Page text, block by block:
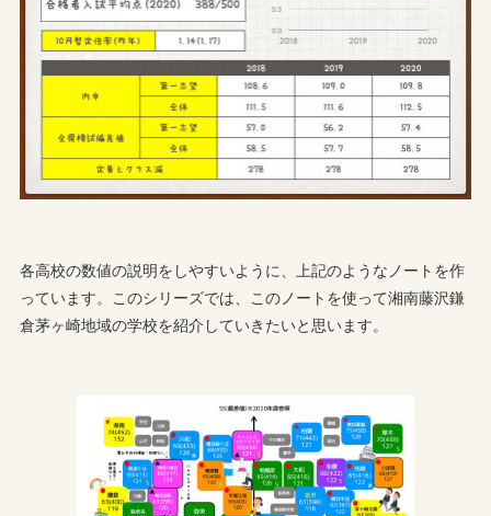
各高校の数値の説明をしやすいように、上記のようなノートを作
っています。このシリーズでは、このノートを使って湘南藤沢鎌
倉茅ヶ崎地域の学校を紹介していきたいと思います。